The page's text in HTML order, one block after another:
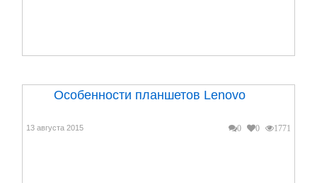
Особенности планшетов Lenovo
0 0 1771
13 августа 2015